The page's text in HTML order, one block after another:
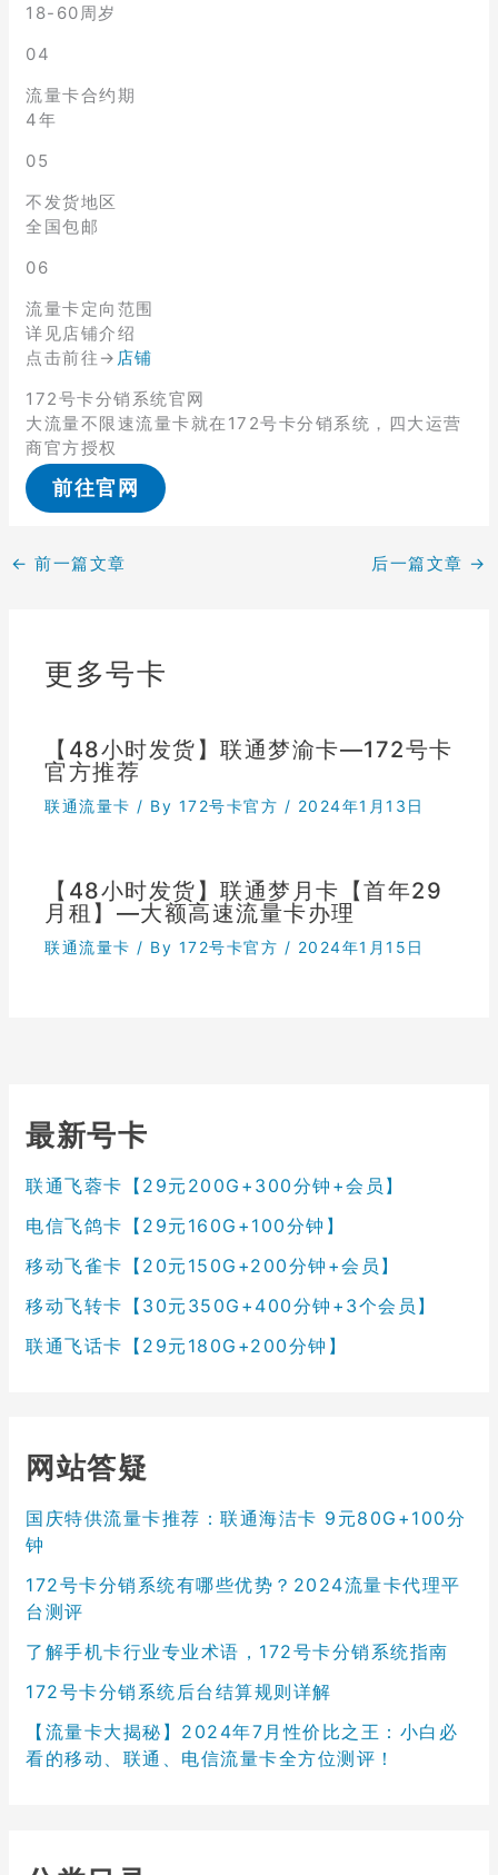
18-60周岁
04
流量卡合约期
4年
05
不发货地区
全国包邮
06
流量卡定向范围
详见店铺介绍
点击前往→ 店铺
172号卡分销系统官网
大流量不限速流量卡就在172号卡分销系统，四大运营
商官方授权
前往官网
← 前一篇文章 后一篇文章 →
更多号卡
【48小时发货】联通梦渝卡—172号卡
官方推荐
联通流量卡 / By 172号卡官方 / 2024年1月13日
【48小时发货】联通梦月卡【首年29
月租】—大额高速流量卡办理
联通流量卡 / By 172号卡官方 / 2024年1月15日
最新号卡
联通飞蓉卡【29元200G+300分钟+会员】
电信飞鸽卡【29元160G+100分钟】
移动飞雀卡【20元150G+200分钟+会员】
移动飞转卡【30元350G+400分钟+3个会员】
联通飞话卡【29元180G+200分钟】
网站答疑
国庆特供流量卡推荐：联通海洁卡 9元80G+100分
钟
172号卡分销系统有哪些优势？2024流量卡代理平
台测评
了解手机卡行业专业术语，172号卡分销系统指南
172号卡分销系统后台结算规则详解
【流量卡大揭秘】2024年7月性价比之王：小白必
看的移动、联通、电信流量卡全方位测评！